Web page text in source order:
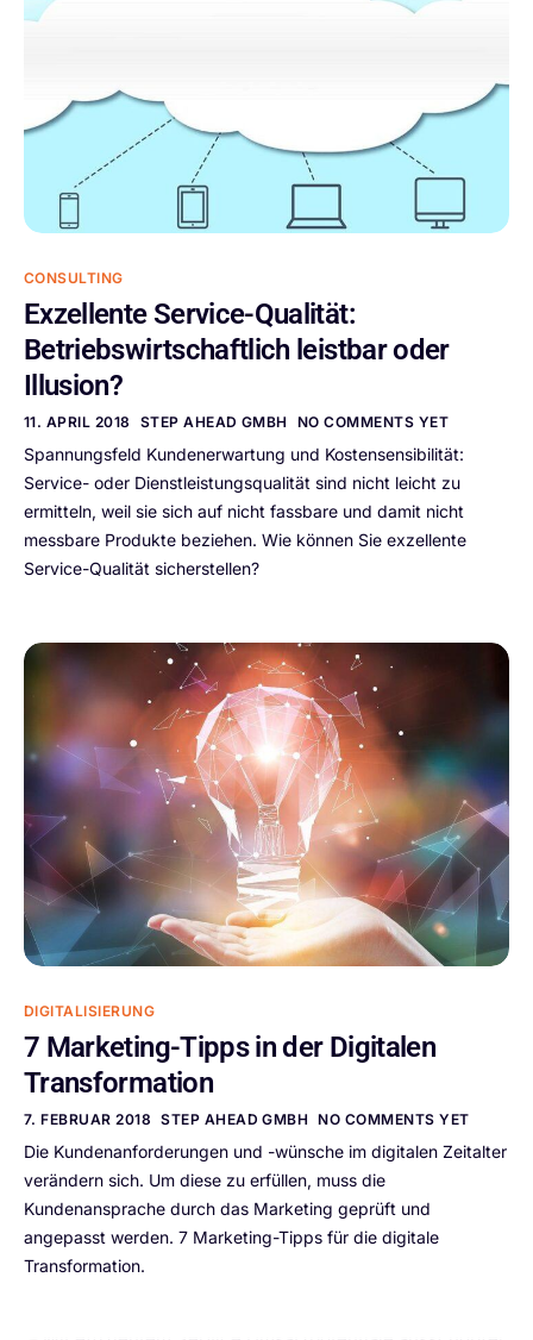
CONSULTING
Exzellente Service-Qualität:
Betriebswirtschaftlich leistbar oder
Illusion?
11. APRIL 2018 STEP AHEAD GMBH NO COMMENTS YET
Spannungsfeld Kundenerwartung und Kostensensibilität:
Service- oder Dienstleistungsqualität sind nicht leicht zu
ermitteln, weil sie sich auf nicht fassbare und damit nicht
messbare Produkte beziehen. Wie können Sie exzellente
Service-Qualität sicherstellen?
DIGITALISIERUNG
7 Marketing-Tipps in der Digitalen
Transformation
7. FEBRUAR 2018 STEP AHEAD GMBH NO COMMENTS YET
Die Kundenanforderungen und -wünsche im digitalen Zeitalter
verändern sich. Um diese zu erfüllen, muss die
Kundenansprache durch das Marketing geprüft und
angepasst werden. 7 Marketing-Tipps für die digitale
Transformation.